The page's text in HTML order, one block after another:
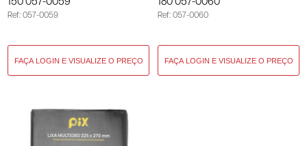
Ref: 057-0059 Ref: 057-0060